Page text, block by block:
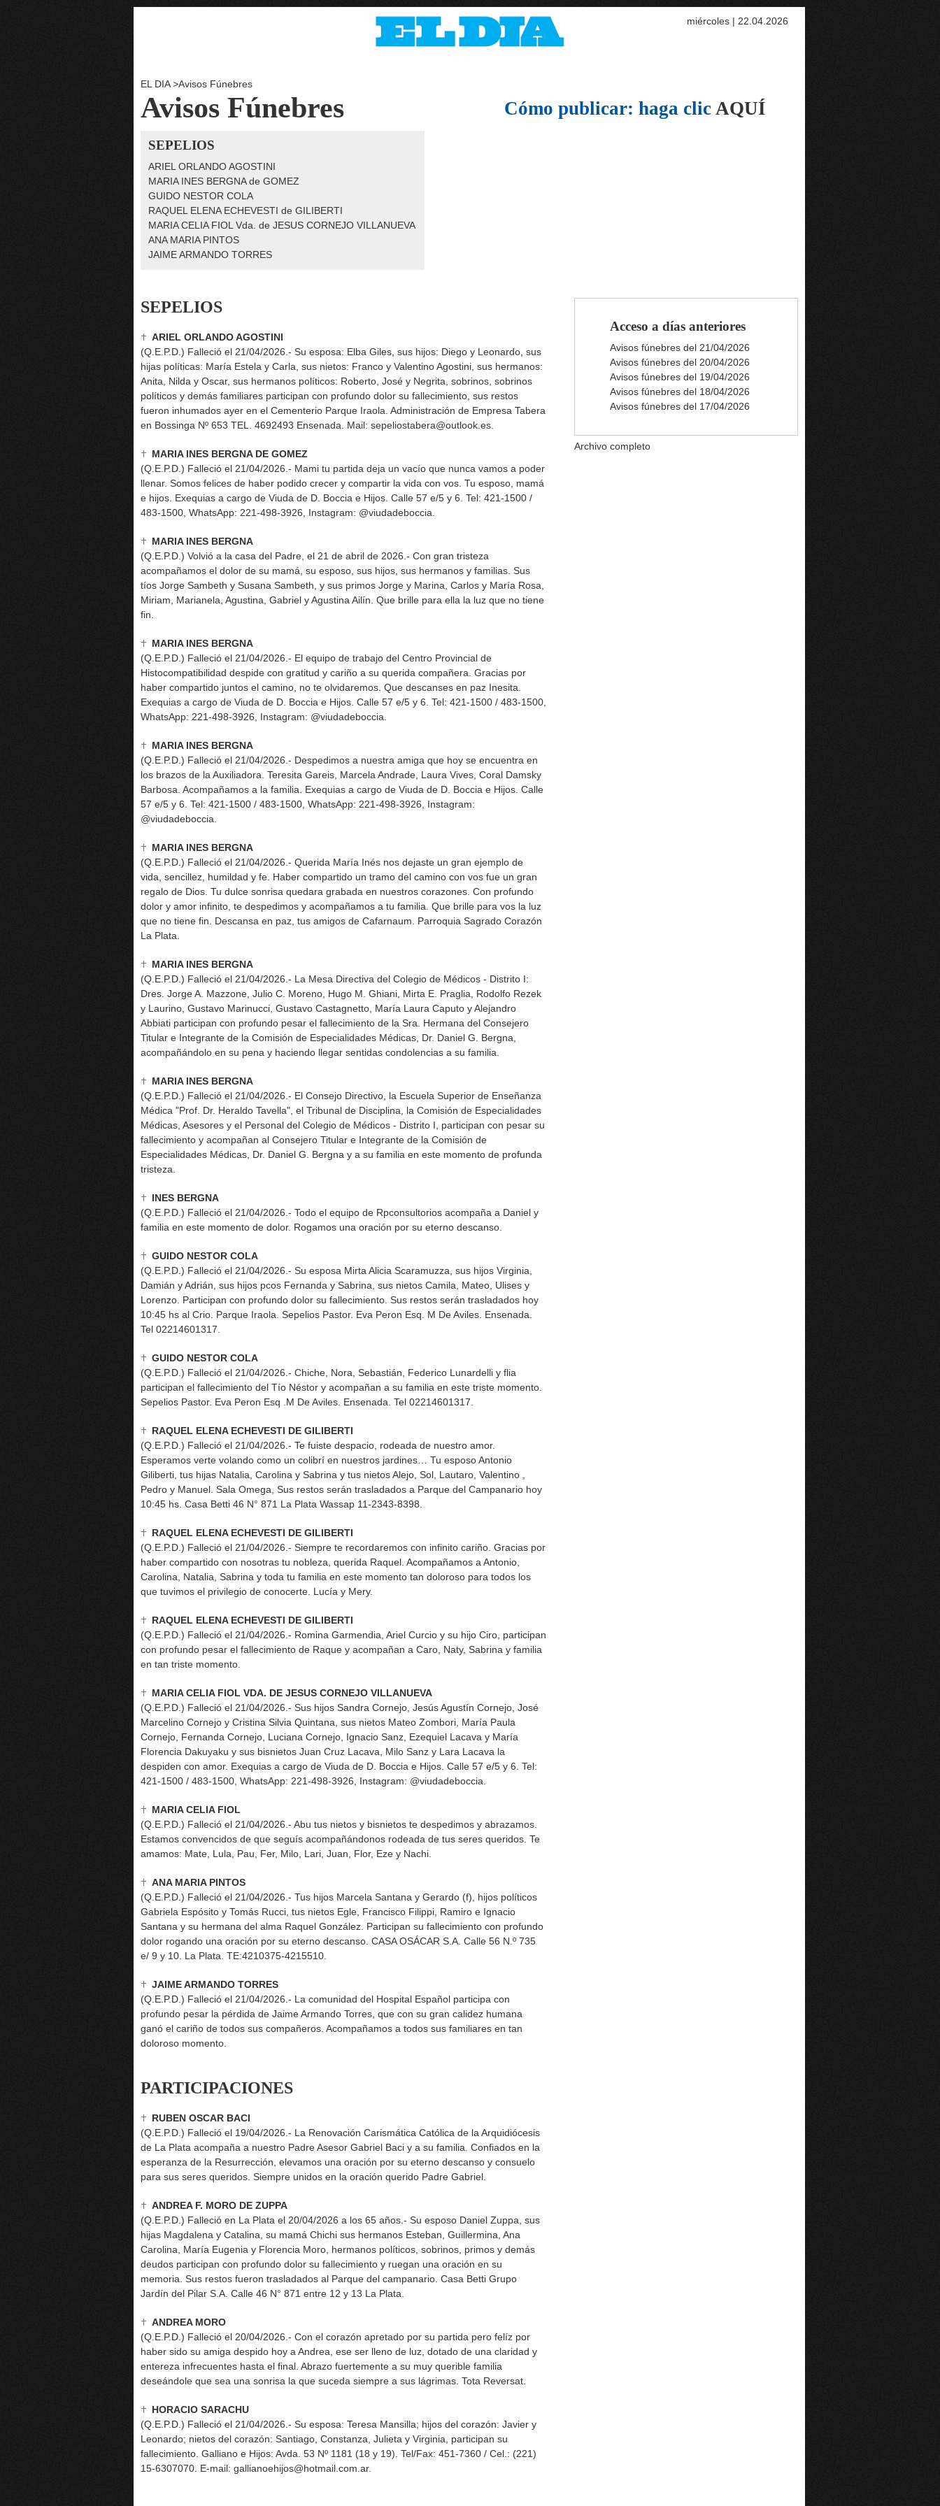
miércoles | 22.04.2026
EL DIA >Avisos Fúnebres
Avisos Fúnebres Cómo publicar: haga clic AQUÍ
SEPELIOS
ARIEL ORLANDO AGOSTINI
MARIA INES BERGNA de GOMEZ
GUIDO NESTOR COLA
RAQUEL ELENA ECHEVESTI de GILIBERTI
MARIA CELIA FIOL Vda. de JESUS CORNEJO VILLANUEVA
ANA MARIA PINTOS
JAIME ARMANDO TORRES
SEPELIOS
ARIEL ORLANDO AGOSTINI
(Q.E.P.D.) Falleció el 21/04/2026.- Su esposa: Elba Giles, sus hijos: Diego y Leonardo, sus
hijas políticas: María Estela y Carla, sus nietos: Franco y Valentino Agostini, sus hermanos:
Anita, Nilda y Oscar, sus hermanos políticos: Roberto, José y Negrita, sobrinos, sobrinos
políticos y demás familiares participan con profundo dolor su fallecimiento, sus restos
fueron inhumados ayer en el Cementerio Parque Iraola. Administración de Empresa Tabera
en Bossinga Nº 653 TEL. 4692493 Ensenada. Mail: sepeliostabera@outlook.es.
MARIA INES BERGNA DE GOMEZ
(Q.E.P.D.) Falleció el 21/04/2026.- Mami tu partida deja un vacío que nunca vamos a poder
llenar. Somos felices de haber podido crecer y compartir la vida con vos. Tu esposo, mamá
e hijos. Exequias a cargo de Viuda de D. Boccia e Hijos. Calle 57 e/5 y 6. Tel: 421-1500 /
483-1500, WhatsApp: 221-498-3926, Instagram: @viudadeboccia.
MARIA INES BERGNA
(Q.E.P.D.) Volvió a la casa del Padre, el 21 de abril de 2026.- Con gran tristeza
acompañamos el dolor de su mamá, su esposo, sus hijos, sus hermanos y familias. Sus
tíos Jorge Sambeth y Susana Sambeth, y sus primos Jorge y Marina, Carlos y María Rosa,
Miriam, Marianela, Agustina, Gabriel y Agustina Ailín. Que brille para ella la luz que no tiene
fin.
MARIA INES BERGNA
(Q.E.P.D.) Falleció el 21/04/2026.- El equipo de trabajo del Centro Provincial de
Histocompatibilidad despide con gratitud y cariño a su querida compañera. Gracias por
haber compartido juntos el camino, no te olvidaremos. Que descanses en paz Inesita.
Exequias a cargo de Viuda de D. Boccia e Hijos. Calle 57 e/5 y 6. Tel: 421-1500 / 483-1500,
WhatsApp: 221-498-3926, Instagram: @viudadeboccia.
MARIA INES BERGNA
(Q.E.P.D.) Falleció el 21/04/2026.- Despedimos a nuestra amiga que hoy se encuentra en
los brazos de la Auxiliadora. Teresita Gareis, Marcela Andrade, Laura Vives, Coral Damsky
Barbosa. Acompañamos a la familia. Exequias a cargo de Viuda de D. Boccia e Hijos. Calle
57 e/5 y 6. Tel: 421-1500 / 483-1500, WhatsApp: 221-498-3926, Instagram:
@viudadeboccia.
MARIA INES BERGNA
(Q.E.P.D.) Falleció el 21/04/2026.- Querida María Inés nos dejaste un gran ejemplo de
vida, sencillez, humildad y fe. Haber compartido un tramo del camino con vos fue un gran
regalo de Dios. Tu dulce sonrisa quedara grabada en nuestros corazones. Con profundo
dolor y amor infinito, te despedimos y acompañamos a tu familia. Que brille para vos la luz
que no tiene fin. Descansa en paz, tus amigos de Cafarnaum. Parroquia Sagrado Corazón
La Plata.
MARIA INES BERGNA
(Q.E.P.D.) Falleció el 21/04/2026.- La Mesa Directiva del Colegio de Médicos - Distrito I:
Dres. Jorge A. Mazzone, Julio C. Moreno, Hugo M. Ghiani, Mirta E. Praglia, Rodolfo Rezek
y Laurino, Gustavo Marinucci, Gustavo Castagnetto, María Laura Caputo y Alejandro
Abbiati participan con profundo pesar el fallecimiento de la Sra. Hermana del Consejero
Titular e Integrante de la Comisión de Especialidades Médicas, Dr. Daniel G. Bergna,
acompañándolo en su pena y haciendo llegar sentidas condolencias a su familia.
MARIA INES BERGNA
(Q.E.P.D.) Falleció el 21/04/2026.- El Consejo Directivo, la Escuela Superior de Enseñanza
Médica "Prof. Dr. Heraldo Tavella", el Tribunal de Disciplina, la Comisión de Especialidades
Médicas, Asesores y el Personal del Colegio de Médicos - Distrito I, participan con pesar su
fallecimiento y acompañan al Consejero Titular e Integrante de la Comisión de
Especialidades Médicas, Dr. Daniel G. Bergna y a su familia en este momento de profunda
tristeza.
INES BERGNA
(Q.E.P.D.) Falleció el 21/04/2026.- Todo el equipo de Rpconsultorios acompaña a Daniel y
familia en este momento de dolor. Rogamos una oración por su eterno descanso.
GUIDO NESTOR COLA
(Q.E.P.D.) Falleció el 21/04/2026.- Su esposa Mirta Alicia Scaramuzza, sus hijos Virginia,
Damián y Adrián, sus hijos pcos Fernanda y Sabrina, sus nietos Camila, Mateo, Ulises y
Lorenzo. Participan con profundo dolor su fallecimiento. Sus restos serán trasladados hoy
10:45 hs al Crio. Parque Iraola. Sepelios Pastor. Eva Peron Esq. M De Aviles. Ensenada.
Tel 02214601317.
GUIDO NESTOR COLA
(Q.E.P.D.) Falleció el 21/04/2026.- Chiche, Nora, Sebastián, Federico Lunardelli y flia
participan el fallecimiento del Tío Néstor y acompañan a su familia en este triste momento.
Sepelios Pastor. Eva Peron Esq .M De Aviles. Ensenada. Tel 02214601317.
RAQUEL ELENA ECHEVESTI DE GILIBERTI
(Q.E.P.D.) Falleció el 21/04/2026.- Te fuiste despacio, rodeada de nuestro amor.
Esperamos verte volando como un colibrí en nuestros jardines… Tu esposo Antonio
Giliberti, tus hijas Natalia, Carolina y Sabrina y tus nietos Alejo, Sol, Lautaro, Valentino ,
Pedro y Manuel. Sala Omega, Sus restos serán trasladados a Parque del Campanario hoy
10:45 hs. Casa Betti 46 N° 871 La Plata Wassap 11-2343-8398.
RAQUEL ELENA ECHEVESTI DE GILIBERTI
(Q.E.P.D.) Falleció el 21/04/2026.- Siempre te recordaremos con infinito cariño. Gracias por
haber compartido con nosotras tu nobleza, querida Raquel. Acompañamos a Antonio,
Carolina, Natalia, Sabrina y toda tu familia en este momento tan doloroso para todos los
que tuvimos el privilegio de conocerte. Lucía y Mery.
RAQUEL ELENA ECHEVESTI DE GILIBERTI
(Q.E.P.D.) Falleció el 21/04/2026.- Romina Garmendia, Ariel Curcio y su hijo Ciro, participan
con profundo pesar el fallecimiento de Raque y acompañan a Caro, Naty, Sabrina y familia
en tan triste momento.
MARIA CELIA FIOL VDA. DE JESUS CORNEJO VILLANUEVA
(Q.E.P.D.) Falleció el 21/04/2026.- Sus hijos Sandra Cornejo, Jesús Agustín Cornejo, José
Marcelino Cornejo y Cristina Silvia Quintana, sus nietos Mateo Zombori, María Paula
Cornejo, Fernanda Cornejo, Luciana Cornejo, Ignacio Sanz, Ezequiel Lacava y María
Florencia Dakuyaku y sus bisnietos Juan Cruz Lacava, Milo Sanz y Lara Lacava la
despiden con amor. Exequias a cargo de Viuda de D. Boccia e Hijos. Calle 57 e/5 y 6. Tel:
421-1500 / 483-1500, WhatsApp: 221-498-3926, Instagram: @viudadeboccia.
MARIA CELIA FIOL
(Q.E.P.D.) Falleció el 21/04/2026.- Abu tus nietos y bisnietos te despedimos y abrazamos.
Estamos convencidos de que seguís acompañándonos rodeada de tus seres queridos. Te
amamos: Mate, Lula, Pau, Fer, Milo, Lari, Juan, Flor, Eze y Nachi.
ANA MARIA PINTOS
(Q.E.P.D.) Falleció el 21/04/2026.- Tus hijos Marcela Santana y Gerardo (f), hijos políticos
Gabriela Espósito y Tomás Rucci, tus nietos Egle, Francisco Filippi, Ramiro e Ignacio
Santana y su hermana del alma Raquel González. Participan su fallecimiento con profundo
dolor rogando una oración por su eterno descanso. CASA OSÁCAR S.A. Calle 56 N.º 735
e/ 9 y 10. La Plata. TE:4210375-4215510.
JAIME ARMANDO TORRES
(Q.E.P.D.) Falleció el 21/04/2026.- La comunidad del Hospital Español participa con
profundo pesar la pérdida de Jaime Armando Torres, que con su gran calidez humana
ganó el cariño de todos sus compañeros. Acompañamos a todos sus familiares en tan
doloroso momento.
PARTICIPACIONES
RUBEN OSCAR BACI
(Q.E.P.D.) Falleció el 19/04/2026.- La Renovación Carismática Católica de la Arquidiócesis
de La Plata acompaña a nuestro Padre Asesor Gabriel Baci y a su familia. Confiados en la
esperanza de la Resurrección, elevamos una oración por su eterno descanso y consuelo
para sus seres queridos. Siempre unidos en la oración querido Padre Gabriel.
ANDREA F. MORO DE ZUPPA
(Q.E.P.D.) Falleció en La Plata el 20/04/2026 a los 65 años.- Su esposo Daniel Zuppa, sus
hijas Magdalena y Catalina, su mamá Chichi sus hermanos Esteban, Guillermina, Ana
Carolina, María Eugenia y Florencia Moro, hermanos políticos, sobrinos, primos y demás
deudos participan con profundo dolor su fallecimiento y ruegan una oración en su
memoria. Sus restos fueron trasladados al Parque del campanario. Casa Betti Grupo
Jardín del Pilar S.A. Calle 46 N° 871 entre 12 y 13 La Plata.
ANDREA MORO
(Q.E.P.D.) Falleció el 20/04/2026.- Con el corazón apretado por su partida pero felíz por
haber sido su amiga despido hoy a Andrea, ese ser lleno de luz, dotado de una claridad y
entereza infrecuentes hasta el final. Abrazo fuertemente a su muy querible familia
deseándole que sea una sonrisa la que suceda siempre a sus lágrimas. Tota Reversat.
HORACIO SARACHU
(Q.E.P.D.) Falleció el 21/04/2026.- Su esposa: Teresa Mansilla; hijos del corazón: Javier y
Leonardo; nietos del corazón: Santiago, Constanza, Julieta y Virginia, participan su
fallecimiento. Galliano e Hijos: Avda. 53 Nº 1181 (18 y 19). Tel/Fax: 451-7360 / Cel.: (221)
15-6307070. E-mail: gallianoehijos@hotmail.com.ar.
Acceso a días anteriores
Avisos fúnebres del 21/04/2026
Avisos fúnebres del 20/04/2026
Avisos fúnebres del 19/04/2026
Avisos fúnebres del 18/04/2026
Avisos fúnebres del 17/04/2026
Archivo completo